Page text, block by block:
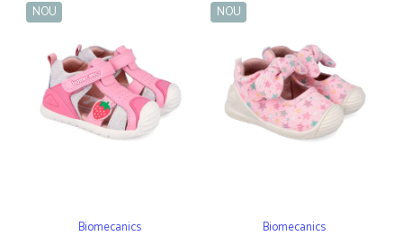
NOU
Biomecanics
NOU
Biomecanics